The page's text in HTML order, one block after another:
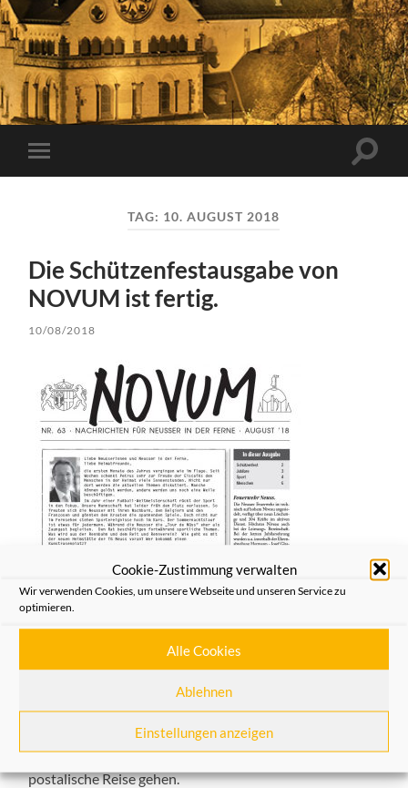
Cookie-Zustimmung verwalten
Wir verwenden Cookies, um unsere Webseite und unseren Service zu
optimieren.
Alle Cookies
Ablehnen
Einstellungen anzeigen
Mobile-
Menü
TAG: 10. AUGUST 2018
Die Schützenfestausgabe von
NOVUM ist fertig.
10/08/2018
Die Schützenfestausgabe von NOVUM ist fertig.
Pünktlich zum Schützenfest hat das Heimatfreunde-
Team um Carmen Kuhnert wieder viele Information aus
Neuss und für Neusser/innen in der neuen August-
Ausgabe zusammengestellt. Die neueAusgabe Nr. 63
versandfertig und wird in den nächsten Tagen auf die
postalische Reise gehen.